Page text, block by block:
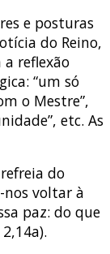
e posturas
do Reino,
a reflexão
“um só
o Mestre”,
etc. As
do
nos voltar à
paz: do que